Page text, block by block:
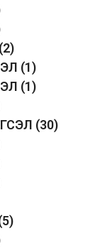
(2)
(1)
(1)
(30)